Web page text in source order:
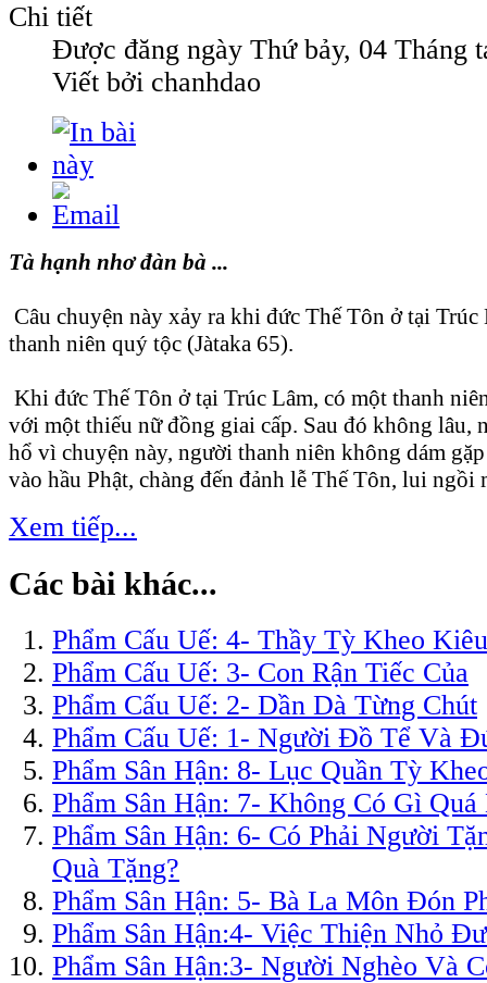
Chi tiết
Được đăng ngày Thứ bảy, 04 Tháng
Viết bởi chanhdao
Tà hạnh nhơ đàn bà ...
Câu chuyện này xảy ra khi đức Thế Tôn ở tại
thanh niên quý tộc (Jàtaka 65).
Khi đức Thế Tôn ở tại Trúc Lâm, có một thanh
với một thiếu nữ đồng giai cấp. Sau đó không lâu,
hổ vì chuyện này, người thanh niên không dám
vào hầu Phật, chàng đến đảnh lễ Thế Tôn, lui ngồi
Xem tiếp...
Các bài khác...
Phẩm Cấu Uế: 4- Thầy Tỳ Kheo
Phẩm Cấu Uế: 3- Con Rận Tiếc Của
Phẩm Cấu Uế: 2- Dần Dà Từng Chút
Phẩm Cấu Uế: 1- Người Ðồ Tể Và
Phẩm Sân Hận: 8- Lục Quần Tỳ
Phẩm Sân Hận: 7- Không Có Gì
Phẩm Sân Hận: 6- Có Phải Người
Quà Tặng?
Phẩm Sân Hận: 5- Bà La Môn Ðón
Phẩm Sân Hận:4- Việc Thiện Nhỏ
Phẩm Sân Hận:3- Người Nghèo Và